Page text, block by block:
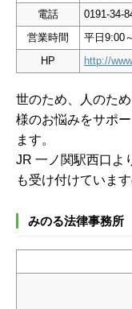
電話
0191-34-
営業時間
平日9:00
HP
http://
世のため、人のた
様のお悩みをサポ
ます。
JR 一ノ関駅西口よ
も受け付けていま
みのる法律事務所